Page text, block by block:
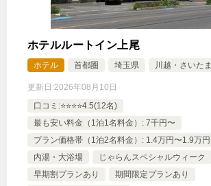
ホテルルートイン上尾
ホテル 首都圏 埼玉県 川越・さいたま
更新日:2026年08月10日
口コミ:⭐️⭐️⭐️⭐️4.5(12名)
最も安い料金（1泊1名料金）: 7千円〜
プラン価格帯（1泊2名料金）: 1.4万円〜1.9万円
内湯・大浴場
じゃらんスペシャルウィーク
早期割プランあり
期間限定プランあり